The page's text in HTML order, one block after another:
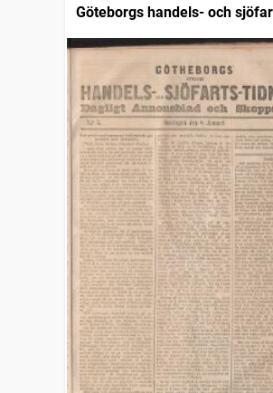
Göteborgs handels- och
(1832)